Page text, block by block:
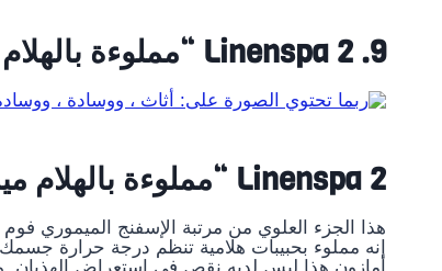
9. Linenspa 2 “مملوءة بالهلام ميموري فوم فراش توبر
Linenspa 2 “مملوءة بالهلام ميموري فوم فراش توبر
هذا الجزء العلوي من مرتبة الإسفنج الميموري
إنه مملوء بحبيبات هلامية تنظم درجة حرارة